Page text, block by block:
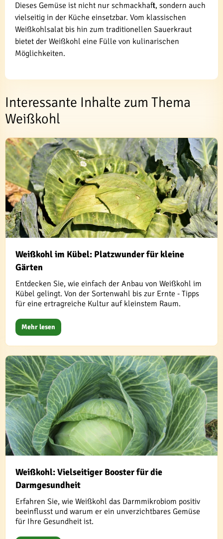
Dieses Gemüse ist nicht nur schmackhaft, sondern auch
vielseitig in der Küche einsetzbar. Vom klassischen
Weißkohlsalat bis hin zum traditionellen Sauerkraut
bietet der Weißkohl eine Fülle von kulinarischen
Möglichkeiten.
Interessante Inhalte zum Thema
Weißkohl
Weißkohl im Kübel: Platzwunder für kleine
Gärten
Entdecken Sie, wie einfach der Anbau von Weißkohl im
Kübel gelingt. Von der Sortenwahl bis zur Ernte - Tipps
für eine ertragreiche Kultur auf kleinstem Raum.
Mehr lesen
Weißkohl: Vielseitiger Booster für die
Darmgesundheit
Erfahren Sie, wie Weißkohl das Darmmikrobiom positiv
beeinflusst und warum er ein unverzichtbares Gemüse
für Ihre Gesundheit ist.